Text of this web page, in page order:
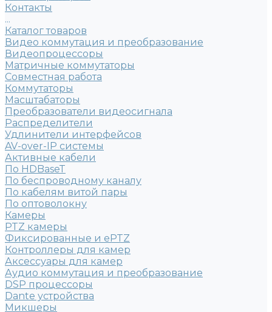
Контакты
...
Каталог товаров
Видео коммутация и преобразование
Видеопроцессоры
Матричные коммутаторы
Совместная работа
Коммутаторы
Масштабаторы
Преобразователи видеосигнала
Распределители
Удлинители интерфейсов
AV-over-IP системы
Активные кабели
По HDBaseT
По беспроводному каналу
По кабелям витой пары
По оптоволокну
Камеры
PTZ камеры
Фиксированные и ePTZ
Контроллеры для камер
Аксессуары для камер
Аудио коммутация и преобразование
DSP процессоры
Dante устройства
Микшеры